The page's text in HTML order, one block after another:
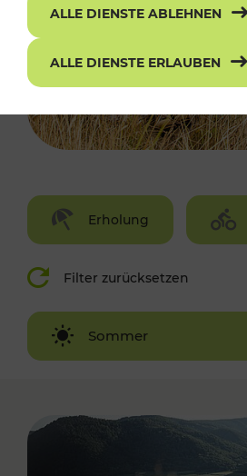
Erholung
Filter zurücksetzen
Sommer
Winter
ALLE DIENSTE ABLEHNEN
ALLE DIENSTE ERLAUBEN